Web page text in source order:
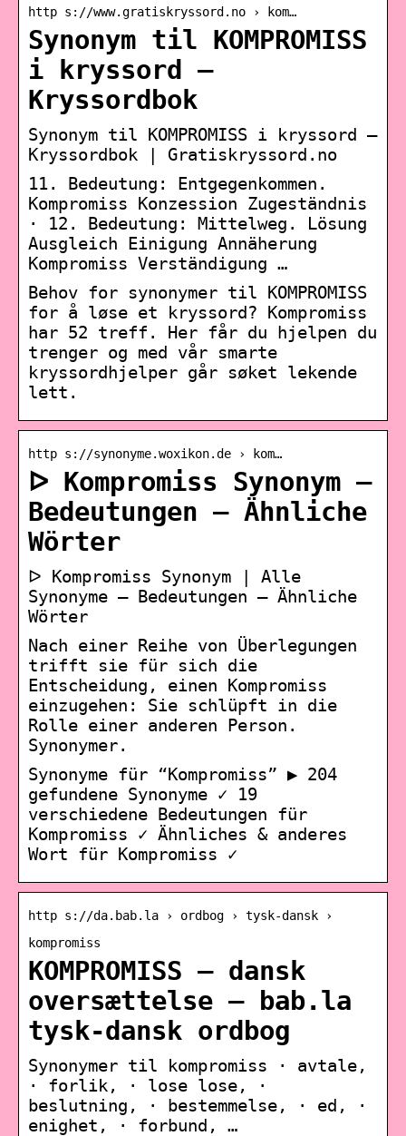
http s://www.gratiskryssord.no › kom…
Synonym til KOMPROMISS
i kryssord –
Kryssordbok
Synonym til KOMPROMISS i kryssord –
Kryssordbok | Gratiskryssord.no
11. Bedeutung: Entgegenkommen.
Kompromiss Konzession Zugeständnis
· 12. Bedeutung: Mittelweg. Lösung
Ausgleich Einigung Annäherung
Kompromiss Verständigung …
Behov for synonymer til KOMPROMISS
for å løse et kryssord? Kompromiss
har 52 treff. Her får du hjelpen du
trenger og med vår smarte
kryssordhjelper går søket lekende
lett.
http s://synonyme.woxikon.de › kom…
ᐅ Kompromiss Synonym –
Bedeutungen – Ähnliche
Wörter
ᐅ Kompromiss Synonym | Alle
Synonyme – Bedeutungen – Ähnliche
Wörter
Nach einer Reihe von Überlegungen
trifft sie für sich die
Entscheidung, einen Kompromiss
einzugehen: Sie schlüpft in die
Rolle einer anderen Person.
Synonymer.
Synonyme für “Kompromiss” ▶ 204
gefundene Synonyme ✓ 19
verschiedene Bedeutungen für
Kompromiss ✓ Ähnliches & anderes
Wort für Kompromiss ✓
http s://da.bab.la › ordbog › tysk-dansk ›
kompromiss
KOMPROMISS – dansk
oversættelse – bab.la
tysk-dansk ordbog
Synonymer til kompromiss · avtale,
· forlik, · lose lose, ·
beslutning, · bestemmelse, · ed, ·
enighet, · forbund, …